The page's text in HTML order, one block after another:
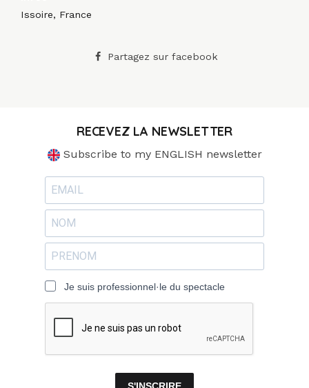
Issoire, France
Partagez sur facebook
RECEVEZ LA NEWSLETTER
Subscribe to my ENGLISH newsletter
Je suis professionnel·le du spectacle